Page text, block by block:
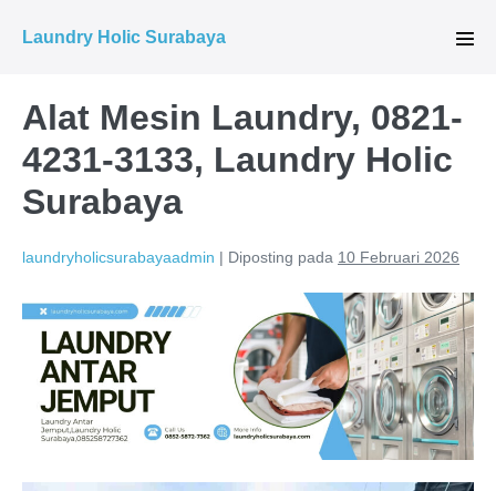
Laundry Holic Surabaya
Alat Mesin Laundry, 0821-
4231-3133, Laundry Holic
Surabaya
laundryholicsurabayaadmin | Diposting pada 10 Februari 2026